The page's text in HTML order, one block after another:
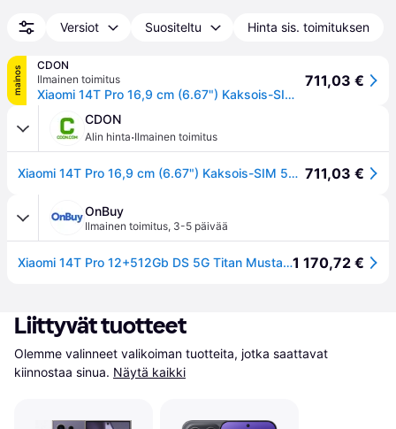
Versiot Suositeltu Hinta sis. toimituksen
mainos
CDON
Ilmainen toimitus
Xiaomi 14T Pro 16,9 cm (6.67") Kaksois-SIM 5G 12 GB 512 GB 5000 mAh Musta
711,03 €
CDON
Alin hinta·Ilmainen toimitus
Xiaomi 14T Pro 16,9 cm (6.67") Kaksois-SIM 5G 12 GB 512 GB 5000 mAh Musta 711,03 €
OnBuy
Ilmainen toimitus, 3-5 päivää
Xiaomi 14T Pro 12+512Gb DS 5G Titan Musta Oem1 170,72 €
Liittyvät tuotteet
Olemme valinneet valikoiman tuotteita, jotka saattavat
kiinnostaa sinua. Näytä kaikki